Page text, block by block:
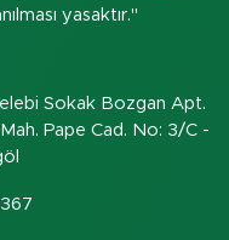
yasaktır."
Sokak Bozgan Apt.
Pape Cad. No: 3/C -